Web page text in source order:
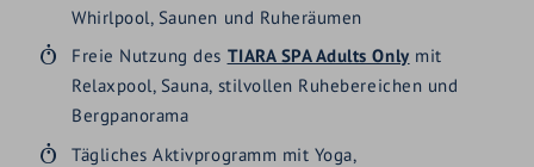
Whirlpool, Saunen und Ruheräumen
Freie Nutzung des TIARA SPA Adults Only mit
Relaxpool, Sauna, stilvollen Ruhebereichen und
Bergpanorama
Tägliches Aktivprogramm mit Yoga,